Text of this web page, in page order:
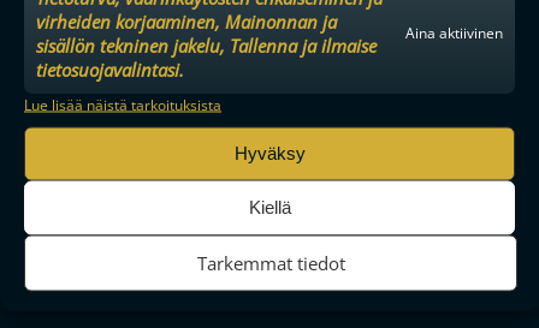
virheiden korjaaminen, Mainonnan ja
sisällön tekninen jakelu, Tallenna ja ilmaise
tietosuojavalintasi.
Aina aktiivinen
Lue lisää näistä tarkoituksista
Hyväksy
Kiellä
Tarkemmat tiedot